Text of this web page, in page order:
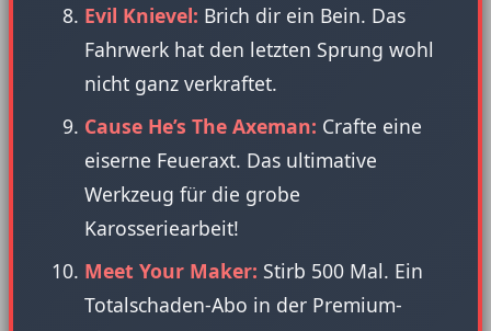
Evil Knievel: Brich dir ein Bein. Das
Fahrwerk hat den letzten Sprung wohl
nicht ganz verkraftet.
Cause He’s The Axeman: Crafte eine
eiserne Feueraxt. Das ultimative
Werkzeug für die grobe
Karosseriearbeit!
Meet Your Maker: Stirb 500 Mal. Ein
Totalschaden-Abo in der Premium-